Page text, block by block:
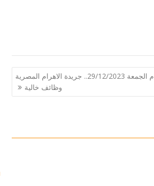
وظائف الأهرام الجمعة 29/12/2023.. جريدة الاهرام المصرية
وظائف خالية